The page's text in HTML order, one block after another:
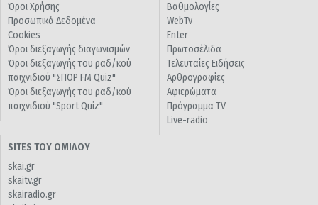
Όροι Χρήσης
Προσωπικά Δεδομένα
Cookies
Όροι διεξαγωγής διαγωνισμών
Όροι διεξαγωγής του ραδ/κού
παιχνιδιού "ΣΠΟΡ FM Quiz"
Όροι διεξαγωγής του ραδ/κού
παιχνιδιού "Sport Quiz"
Βαθμολογίες
WebTv
Enter
Πρωτοσέλιδα
Τελευταίες Ειδήσεις
Αρθρογραφίες
Αφιερώματα
Πρόγραμμα TV
Live-radio
SITES ΤΟΥ ΟΜΙΛΟΥ
skai.gr
skaitv.gr
skairadio.gr